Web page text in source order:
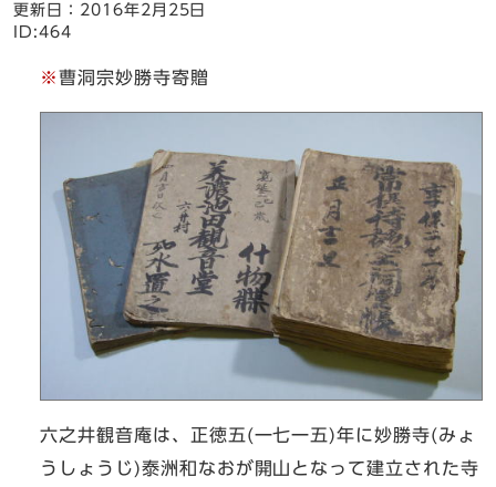
更新日： 2016年2月25日
ID:464
※曹洞宗妙勝寺寄贈
六之井観音庵は、正徳五(一七一五)年に妙勝寺(みょ
うしょうじ)泰洲和なおが開山となって建立された寺